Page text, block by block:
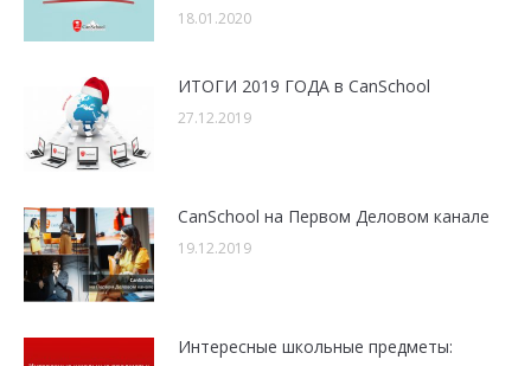
18.01.2020
ИТОГИ 2019 ГОДА в CanSchool
27.12.2019
CanSchool на Первом Деловом канале
19.12.2019
Интересные школьные предметы: